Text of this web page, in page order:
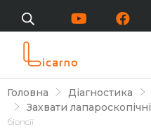
Головна Діагностика
Захвати лапароскопічні
біопсії